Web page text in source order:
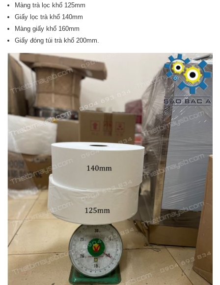
Màng trà lọc khổ 125mm
Giấy lọc trà khổ 140mm
Màng giấy khổ 160mm
Giấy đóng túi trà khổ 200mm.